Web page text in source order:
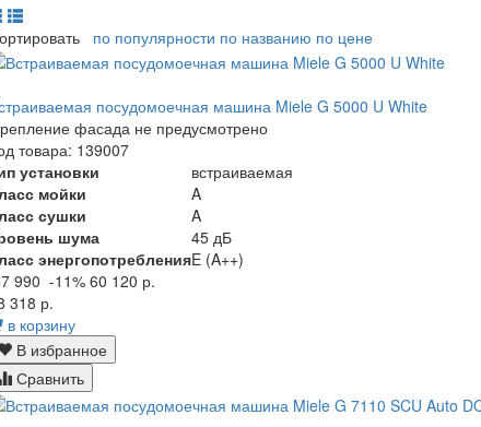
по популярности по названию по цене
посудомоечная машина Miele G 5000 U White
фасада не предусмотрено
товара: 139007
установки
встраиваемая
мойки
A
сушки
A
шума
45 дБ
энергопотребленияE (A++)
990 -11% 60 120 р.
318 р.
в корзину
В избранное
Сравнить